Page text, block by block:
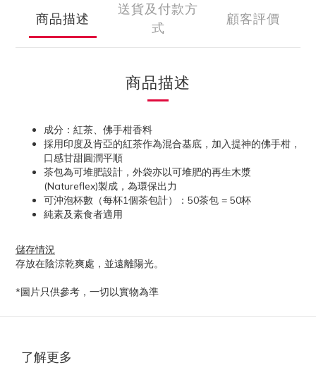
商品描述
送貨及付款方
式
顧客評價
商品描述
成分：紅茶、佛手柑香料
採用印度及肯亞的紅茶作為混合基底，加入提神的佛手柑，
口感甘甜圓潤平順
茶包為可堆肥設計，外袋亦以可堆肥的再生木漿
(Natureflex)製成，為環保出力
可沖泡杯數（每杯1個茶包計）：50茶包 = 50杯
純素及素食者適用
儲存情況
存放在陰涼乾爽處，並遠離陽光。
*圖片只供參考，一切以實物為準
了解更多